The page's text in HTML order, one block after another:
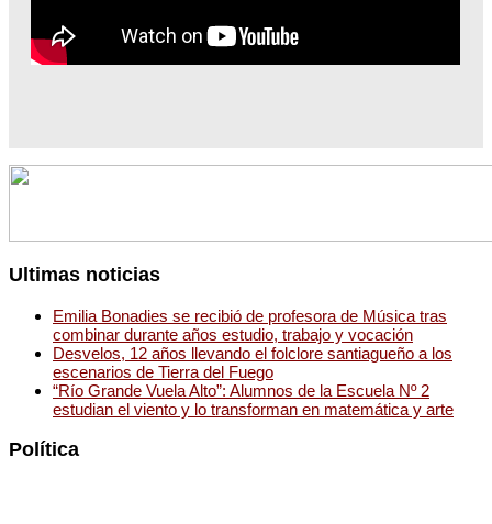
Ultimas noticias
Emilia Bonadies se recibió de profesora de Música tras
combinar durante años estudio, trabajo y vocación
Desvelos, 12 años llevando el folclore santiagueño a los
escenarios de Tierra del Fuego
“Río Grande Vuela Alto”: Alumnos de la Escuela Nº 2
estudian el viento y lo transforman en matemática y arte
Política